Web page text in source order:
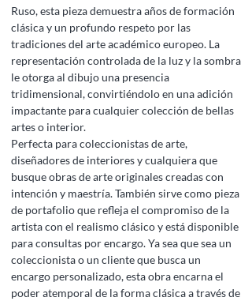
Ruso, esta pieza demuestra años de formación
clásica y un profundo respeto por las
tradiciones del arte académico europeo. La
representación controlada de la luz y la sombra
le otorga al dibujo una presencia
tridimensional, convirtiéndolo en una adición
impactante para cualquier colección de bellas
artes o interior.
Perfecta para coleccionistas de arte,
diseñadores de interiores y cualquiera que
busque obras de arte originales creadas con
intención y maestría. También sirve como pieza
de portafolio que refleja el compromiso de la
artista con el realismo clásico y está disponible
para consultas por encargo. Ya sea que sea un
coleccionista o un cliente que busca un
encargo personalizado, esta obra encarna el
poder atemporal de la forma clásica a través de